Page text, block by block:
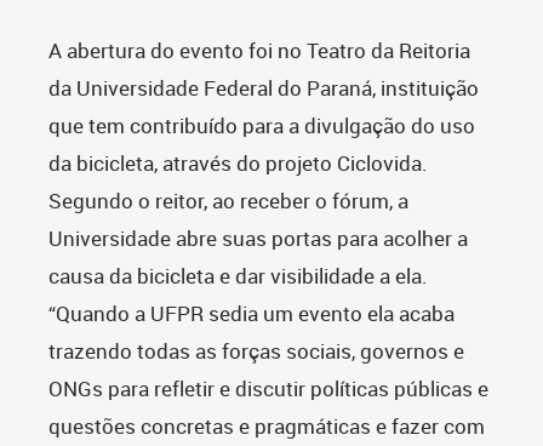
A abertura do evento foi no Teatro da Reitoria
da Universidade Federal do Paraná, instituição
que tem contribuído para a divulgação do uso
da bicicleta, através do projeto Ciclovida.
Segundo o reitor, ao receber o fórum, a
Universidade abre suas portas para acolher a
causa da bicicleta e dar visibilidade a ela.
“Quando a UFPR sedia um evento ela acaba
trazendo todas as forças sociais, governos e
ONGs para refletir e discutir políticas públicas e
questões concretas e pragmáticas e fazer com